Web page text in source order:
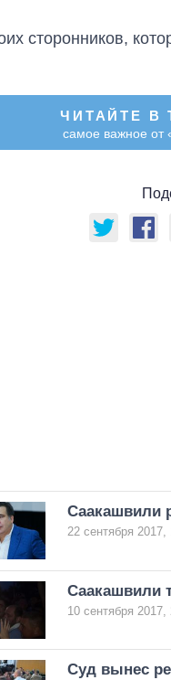
сторонников,
ЧИТАЙТЕ В
самое важное от
Саакашвили
22 сентября 2017,
Саакашвили
10 сентября 2017,
Суд вынес